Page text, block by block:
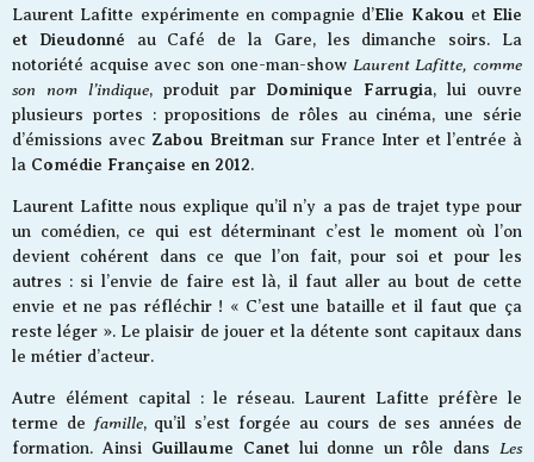
Laurent Lafitte expérimente en compagnie d’Elie Kakou et Elie
et Dieudonné au Café de la Gare, les dimanche soirs. La
notoriété acquise avec son one-man-show Laurent Lafitte, comme
son nom l’indique, produit par Dominique Farrugia, lui ouvre
plusieurs portes : propositions de rôles au cinéma, une série
d’émissions avec Zabou Breitman sur France Inter et l’entrée à
la Comédie Française en 2012.
Laurent Lafitte nous explique qu’il n’y a pas de trajet type pour
un comédien, ce qui est déterminant c’est le moment où l’on
devient cohérent dans ce que l’on fait, pour soi et pour les
autres : si l’envie de faire est là, il faut aller au bout de cette
envie et ne pas réfléchir ! « C’est une bataille et il faut que ça
reste léger ». Le plaisir de jouer et la détente sont capitaux dans
le métier d’acteur.
Autre élément capital : le réseau. Laurent Lafitte préfère le
terme de famille, qu’il s’est forgée au cours de ses années de
formation. Ainsi Guillaume Canetlui donne un rôle dansLes